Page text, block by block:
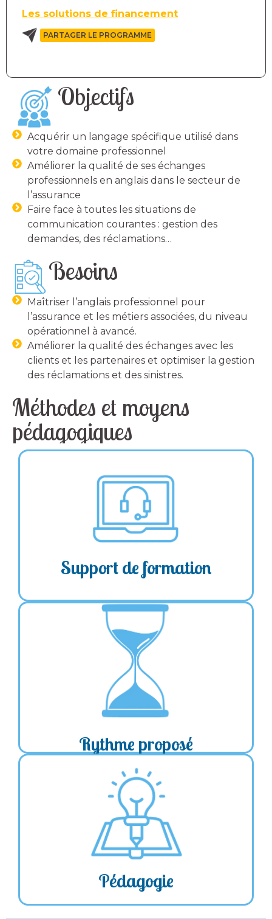
Objectifs
Acquérir un langage spécifique utilisé dans
votre domaine professionnel
Améliorer la qualité de ses échanges
professionnels en anglais dans le secteur de
l’assurance
Faire face à toutes les situations de
communication courantes : gestion des
demandes, des réclamations…
Besoins
Maîtriser l’anglais professionnel pour
l’assurance et les métiers associées, du niveau
opérationnel à avancé.
Améliorer la qualité des échanges avec les
clients et les partenaires et optimiser la gestion
des réclamations et des sinistres.
Méthodes et moyens
pédagogiques
Support de formation
Une formation sur-mesure :
avant le démarrage pour personnaliser votre
Sélection
du formateur
➔ Supports
personnalisés
Rythme proposé
Fréquence hebdomadaire
Durée des séances
: Présentiel de 1h30 à 2h
➔ Adaptation du rythme par rapport aux
et disponibilités
Pédagogie
personnalisé
selon vos objectifs
➔ Formation combinant
théorie et pratique
milieu professionnel
Exercices pratiques :
mises en situation | jeux
de rôles | études de cas
Les solutions de financement
PARTAGER LE PROGRAMME